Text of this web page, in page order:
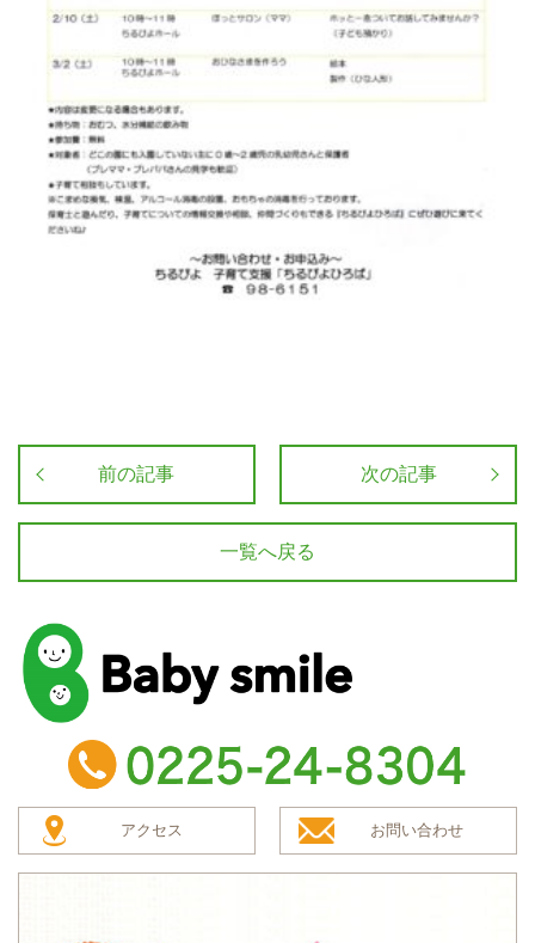
前の記事 次の記事
一覧へ戻る
baby smile
TEL：0225-24-8304
アクセス お問い合わせ